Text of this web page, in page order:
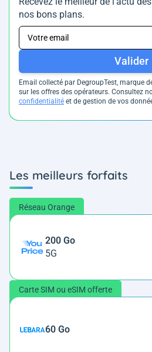
nos bons plans.
Valider
Email collecté par DegroupTest, marque
sur les offres des opérateurs. Consultez
confidentialité et de gestion de vos
Les meilleurs forfaits
Réseau Orange
200 Go
5G
Carte SIM ou eSIM offerte
60 Go